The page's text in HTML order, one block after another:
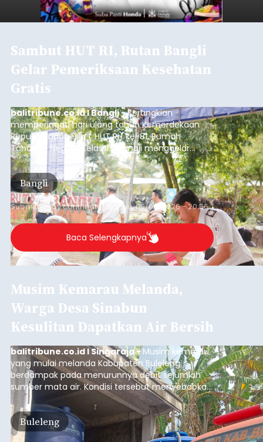
Sambut HUT RI, Rutan Bangli
Gelar Pemeriksaan Kesehatan
Gratis
balitribune.co.id I Bangli -Serangkian
memperingati hari ulang tahun Kemerdekaan
Republik Indonesia ( HUT RI) ke-81, Rumah
Tahanan Negara Kelas II B Bangli menggelar
kegiatan pemeriksaan kesehatan gratis, Rabu
(6/8/2026).
Bangli
Submitted bycontributor Thu, 08/06/2026 - 20:56
Baca Selengkapnya
Musim Kemarau Melanda,
Warga Desa Sinabun
Kesulitan Dapatkan Air Bersih
balitribune.co.id I Singaraja -Musim kemarau
yang mulai melanda Kabupaten Buleleng
berdampak pada menurunnya debit sejumlah
sumber mata air. Kondisi tersebut menyebabkan
warga di beberapa desa mulai mengalami
kesulitan mendapatkan air bersih, terutama
untuk memenuhi kebutuhan mandi, cuci, dan
kakus (MCK). Seperti yang dialami warga Desa
Buleleng